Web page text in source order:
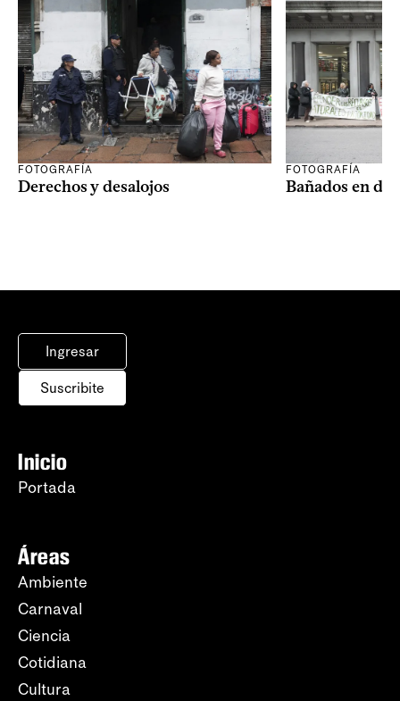
FOTOGRAFÍA
Derechos y desalojos
FOTOGRAFÍA
Bañados en
Ingresar
Suscribite
Inicio
Portada
Áreas
Ambiente
Carnaval
Ciencia
Cotidiana
Cultura